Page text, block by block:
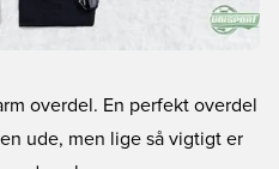
overdel. En perfekt overdel
ude, men lige så vigtigt er